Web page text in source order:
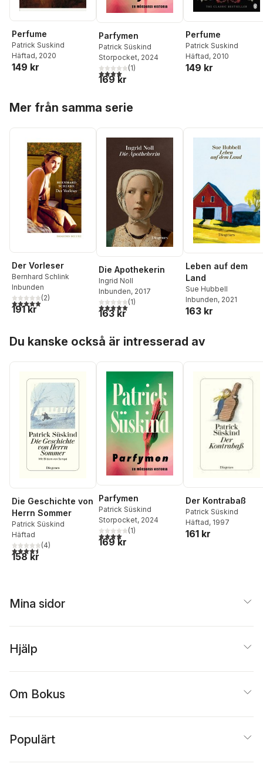
Perfume
Patrick Suskind
Häftad, 2020
149 kr
Parfymen
Patrick Süskind
Storpocket, 2024
4,0utav 5 stjärnor. Totalt antal röster:
(1)
169 kr
Perfume
Patrick Suskind
Häftad, 2010
149 kr
Mer från samma serie
Der Vorleser
Bernhard Schlink
Inbunden
5,0utav 5 stjärnor. Totalt antal röster:
(2)
191 kr
Die Apothekerin
Ingrid Noll
Inbunden, 2017
5,0utav 5 stjärnor. Totalt antal röster:
(1)
163 kr
Leben auf dem
Land
Sue Hubbell
Inbunden, 2021
163 kr
Du kanske också är intresserad av
Die Geschichte von
Herrn Sommer
Patrick Süskind
Häftad
4,5utav 5 stjärnor. Totalt antal röster:
(4)
158 kr
Parfymen
Patrick Süskind
Storpocket, 2024
4,0utav 5 stjärnor. Totalt antal röster:
(1)
169 kr
Der Kontrabaß
Patrick Süskind
Häftad, 1997
161 kr
Mina sidor
Hjälp
Om Bokus
Populärt